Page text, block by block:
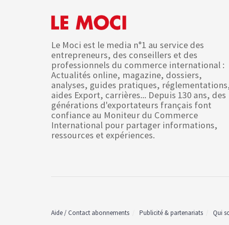
Le Moci est le media n°1 au service des
entrepreneurs, des conseillers et des
professionnels du commerce international :
Actualités online, magazine, dossiers,
analyses, guides pratiques,
aides Export, carrières... Depuis 130 ans, des
générations d'exportateurs français font
confiance au Moniteur du Commerce
International pour partager informations,
ressources et expériences.
Aide / Contact abonnements Publicité & partenariats Qui